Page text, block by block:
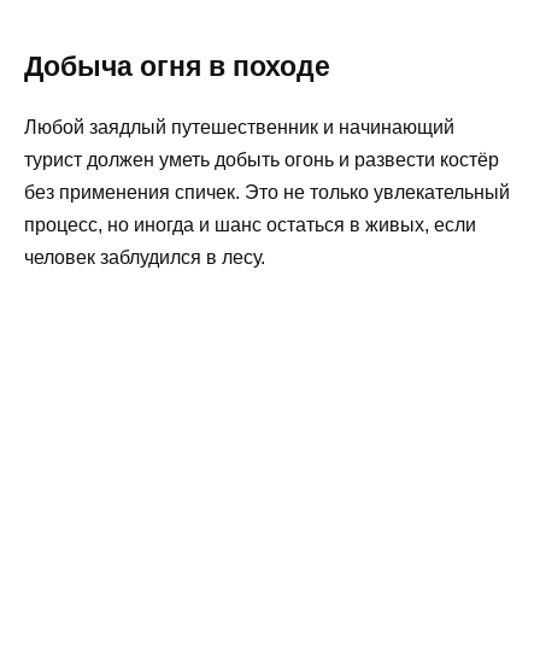
Добыча огня в походе
Любой заядлый путешественник и начинающий
турист должен уметь добыть огонь и развести костёр
без применения спичек. Это не только увлекательный
процесс, но иногда и шанс остаться в живых, если
человек заблудился в лесу.